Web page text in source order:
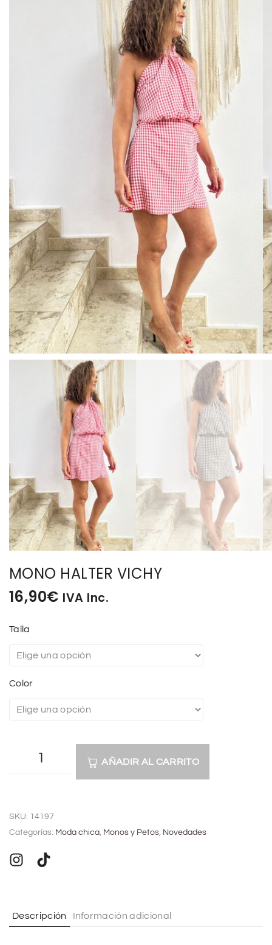
MODA CHICA
BEAUTY
PERFUMES
BISUTERIA
BOLSOS Y MONEDEROS
CALZADO
COMPLEMENTOS
TECNOLOGIA
HOGAR
TARJETAS REGALO
MONO HALTER VICHY
16,90€ IVA Inc.
Talla
Color
AÑADIR AL CARRITO
t
e
r
i
SKU: 14197
Categorías: Moda chica, Monos y Petos, Novedades
Descripción Información adicional